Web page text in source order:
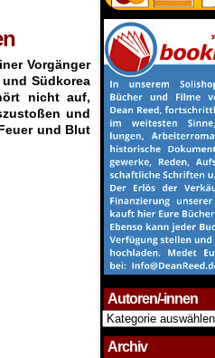
Vorgänger
Südkorea
nicht auf,
und
und Blut
Autoren/-innen
Autoren/-
innen
Archiv